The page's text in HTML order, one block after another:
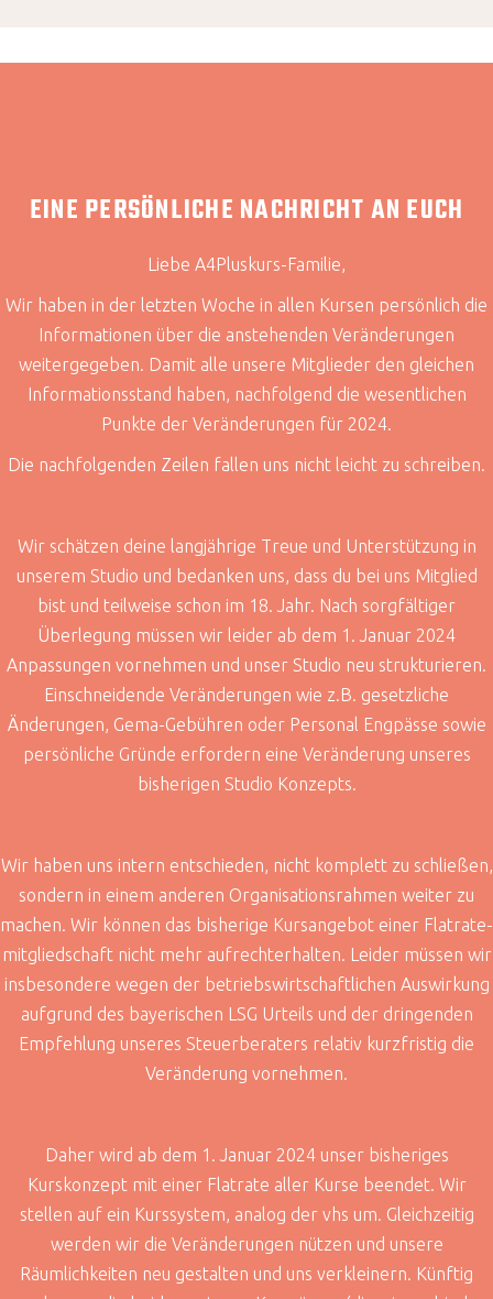
EINE PERSÖNLICHE NACHRICHT AN EUCH
Liebe A4Pluskurs-Familie,
Wir haben in der letzten Woche in allen Kursen persönlich die
Informationen über die anstehenden Veränderungen
weitergegeben. Damit alle unsere Mitglieder den gleichen
Informationsstand haben, nachfolgend die wesentlichen
Punkte der Veränderungen für 2024.
Die nachfolgenden Zeilen fallen uns nicht leicht zu schreiben.
Wir schätzen deine langjährige Treue und Unterstützung in
unserem Studio und bedanken uns, dass du bei uns Mitglied
bist und teilweise schon im 18. Jahr. Nach sorgfältiger
Überlegung müssen wir leider ab dem 1. Januar 2024
Anpassungen vornehmen und unser Studio neu strukturieren.
Einschneidende Veränderungen wie z.B. gesetzliche
Änderungen, Gema-Gebühren oder Personal Engpässe sowie
persönliche Gründe erfordern eine Veränderung unseres
bisherigen Studio Konzepts.
Wir haben uns intern entschieden, nicht komplett zu schließen,
sondern in einem anderen Organisationsrahmen weiter zu
machen. Wir können das bisherige Kursangebot einer Flatrate-
mitgliedschaft nicht mehr aufrechterhalten. Leider müssen wir
insbesondere wegen der betriebswirtschaftlichen Auswirkung
aufgrund des bayerischen LSG Urteils und der dringenden
Empfehlung unseres Steuerberaters relativ kurzfristig die
Veränderung vornehmen.
Daher wird ab dem 1. Januar 2024 unser bisheriges
Kurskonzept mit einer Flatrate aller Kurse beendet. Wir
stellen auf ein Kurssystem, analog der vhs um. Gleichzeitig
werden wir die Veränderungen nützen und unsere
Räumlichkeiten neu gestalten und uns verkleinern. Künftig